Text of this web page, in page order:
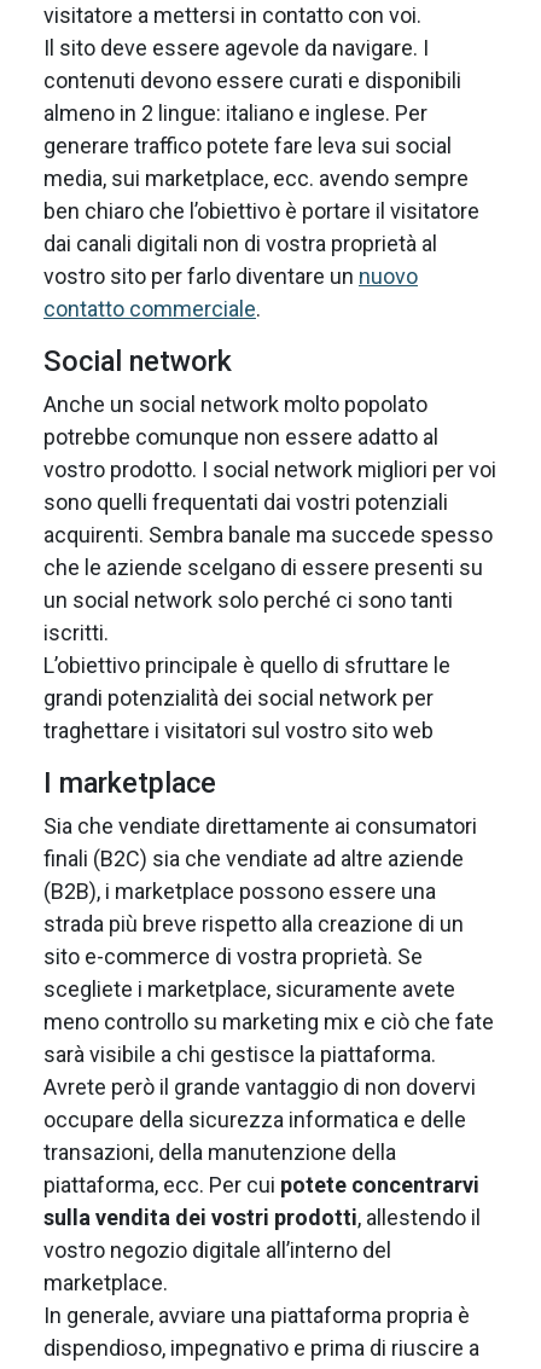
visitatore a mettersi in contatto con voi.
Il sito deve essere agevole da navigare. I
contenuti devono essere curati e disponibili
almeno in 2 lingue: italiano e inglese. Per
generare traffico potete fare leva sui social
media, sui marketplace, ecc. avendo sempre
ben chiaro che l’obiettivo è portare il visitatore
dai canali digitali non di vostra proprietà al
vostro sito per farlo diventare un nuovo
contatto commerciale.
Social network
Anche un social network molto popolato
potrebbe comunque non essere adatto al
vostro prodotto. I social network migliori per voi
sono quelli frequentati dai vostri potenziali
acquirenti. Sembra banale ma succede spesso
che le aziende scelgano di essere presenti su
un social network solo perché ci sono tanti
iscritti.
L’obiettivo principale è quello di sfruttare le
grandi potenzialità dei social network per
traghettare i visitatori sul vostro sito web
I marketplace
Sia che vendiate direttamente ai consumatori
finali (B2C) sia che vendiate ad altre aziende
(B2B), i marketplace possono essere una
strada più breve rispetto alla creazione di un
sito e-commerce di vostra proprietà. Se
scegliete i marketplace, sicuramente avete
meno controllo su marketing mix e ciò che fate
sarà visibile a chi gestisce la piattaforma.
Avrete però il grande vantaggio di non dovervi
occupare della sicurezza informatica e delle
transazioni, della manutenzione della
piattaforma, ecc. Per cui potete concentrarvi
sulla vendita dei vostri prodotti, allestendo il
vostro negozio digitale all’interno del
marketplace.
In generale, avviare una piattaforma propria è
dispendioso, impegnativo e prima di riuscire a